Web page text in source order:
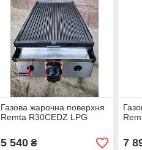
Газова жарочна поверхня
Remta R30CEDZ LPG
5 540₴ 7